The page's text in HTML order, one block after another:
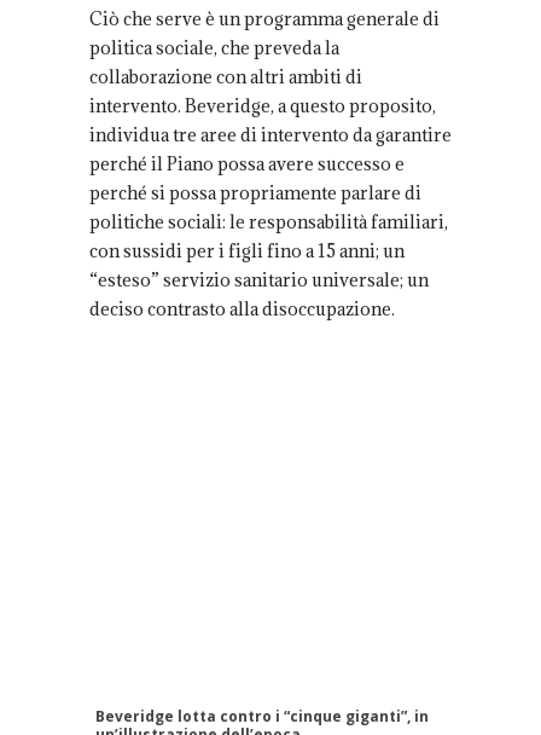
Ciò che serve è un programma generale di
politica sociale, che preveda la
collaborazione con altri ambiti di
intervento. Beveridge, a questo proposito,
individua tre aree di intervento da garantire
perché il Piano possa avere successo e
perché si possa propriamente parlare di
politiche sociali: le responsabilità familiari,
con sussidi per i figli fino a 15 anni; un
“esteso” servizio sanitario universale; un
deciso contrasto alla disoccupazione.
Beveridge lotta contro i “cinque giganti”, in